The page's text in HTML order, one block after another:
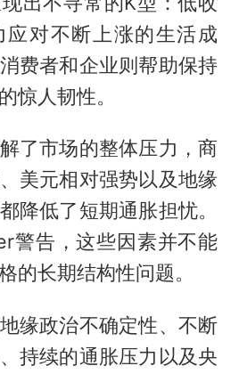
应对不断上涨的生活成
费者和企业则帮助保持
惊人韧性。
了市场的整体压力，商
美元相对强势以及地缘
降低了短期通胀担忧。
警告，这些因素并不能
的长期结构性问题。
缘政治不确定性、不断
持续的通胀压力以及央